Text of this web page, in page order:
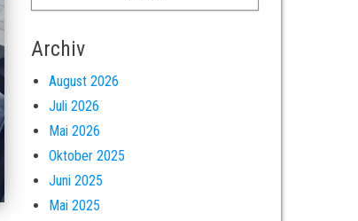
Archiv
August 2026
Juli 2026
Mai 2026
Oktober 2025
Juni 2025
Mai 2025